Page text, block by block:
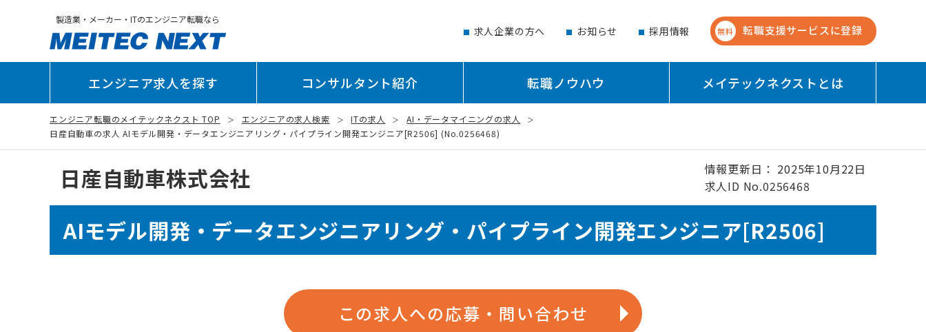
製造業・メーカー・ITのエンジニア転職なら
求人企業の方へ お知らせ 採用情報 無料 転職支援サービスに登録
エンジニア求人を探す コンサルタント紹介 転職ノウハウ メイテックネクストとは
エンジニア転職のメイテックネクスト TOP エンジニアの求人検索 ITの求人
AI・データマイニングの求人
日産自動車の求人 AIモデル開発・データエンジニアリング・パイプライン開発エンジニア[R2506] (No.0256468)
日産自動車株式会社
情報更新日： 2025年10月22日
求人ID No.0256468
AIモデル開発・データエンジニアリング・パイプライン開発エンジニア[R2506]
この求人への応募・問い合わせ